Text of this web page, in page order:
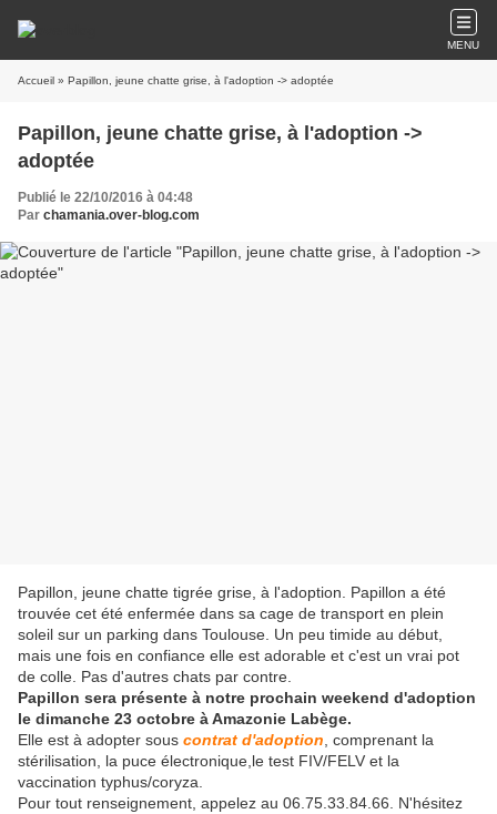
MENU
Accueil » Papillon, jeune chatte grise, à l'adoption -> adoptée
Papillon, jeune chatte grise, à l'adoption ->
adoptée
Publié le 22/10/2016 à 04:48
Par chamania.over-blog.com
Papillon, jeune chatte tigrée grise, à l'adoption. Papillon a été
trouvée cet été enfermée dans sa cage de transport en plein
soleil sur un parking dans Toulouse. Un peu timide au début,
mais une fois en confiance elle est adorable et c'est un vrai pot
de colle. Pas d'autres chats par contre.
Papillon sera présente à notre prochain weekend d'adoption
le dimanche 23 octobre à Amazonie Labège.
Elle est à adopter sous contrat d'adoption , comprenant la
stérilisation, la puce électronique,le test FIV/FELV et la
vaccination typhus/coryza.
Pour tout renseignement, appelez au 06.75.33.84.66. N'hésitez